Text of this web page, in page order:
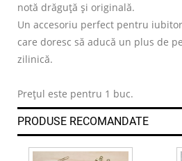
notă drăguță și originală.
Un accesoriu perfect pentru
care doresc să aducă un plus de
zilinică.
Prețul este pentru 1 buc.
PRODUSE RECOMANDATE